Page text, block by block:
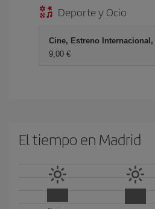
Deporte y Ocio
Cine, Estreno
9,00 €
El tiempo en Madrid